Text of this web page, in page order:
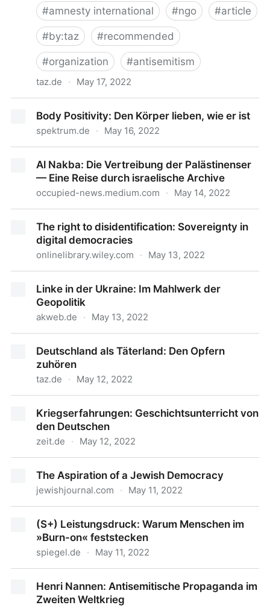
#amnesty international #ngo #article
#by:taz #recommended
#organization #antisemitism
taz.de · May 17, 2022
brennt?Body Positivity: Den Körper lieben, wie er ist
spektrum.de · May 16, 2022
Al Nakba: Die Vertreibung der Palästinenser
— Eine Reise durch israelische Archive
occupied-news.medium.com · May 14, 2022
Reise durch israelische Archive
The right to disidentification: Sovereignty in
digital democracies
onlinelibrary.wiley.com · May 13, 2022
democracies
Linke in der Ukraine: Im Mahlwerk der
Geopolitik
akweb.de · May 13, 2022
Deutschland als Täterland: Den Opfern
zuhören
taz.de · May 12, 2022
Kriegserfahrungen: Geschichtsunterricht von
den Deutschen
zeit.de · May 12, 2022
Deutschen
The Aspiration of a Jewish Democracy
jewishjournal.com · May 11, 2022
(S+) Leistungsdruck: Warum Menschen im
»Burn-on« feststecken
spiegel.de · May 11, 2022
feststecken
Henri Nannen: Antisemitische Propaganda im
Zweiten Weltkrieg